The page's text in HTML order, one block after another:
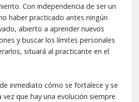
Con independencia de ser un
haber practicado antes ningún
abierto a aprender nuevos
y buscar los límites personales
situará al practicante en el
inmediato cómo se fortalece y se
que hay una evolución siempre